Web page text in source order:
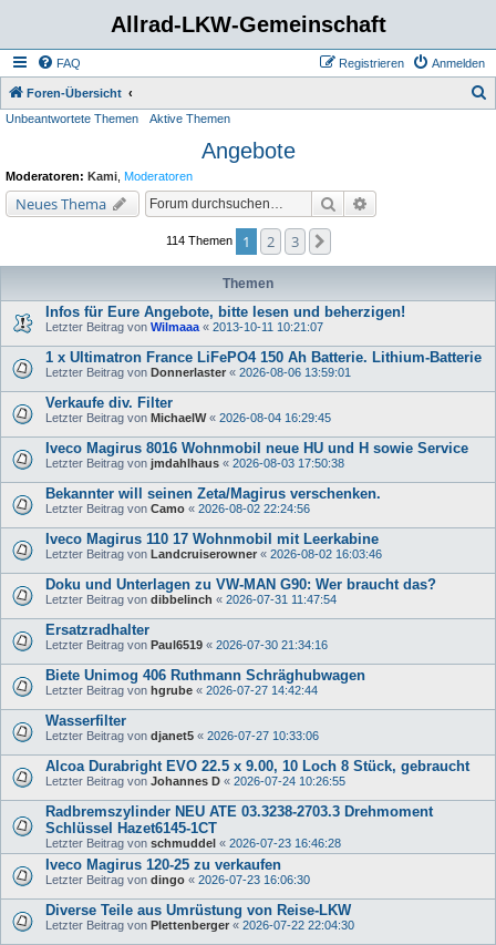
Allrad-LKW-Gemeinschaft
FAQ Anmelden
Registrieren
Foren-Übersicht
Unbeantwortete Themen Aktive Themen
Angebote
Moderatoren: Kami Moderatoren
Neues Thema Suche
114 Themen 1 2 3
Themen
Infos für Eure Angebote, bitte lesen und beherzigen!
Letzter Beitrag von Wilmaaa « 2013-10-11 10:21:07
1 x Ultimatron France LiFePO4 150 Ah Batterie. Lithium-Batterie
Letzter Beitrag von Donnerlaster « 2026-08-06 13:59:01
Verkaufe div. Filter
Letzter Beitrag von MichaelW« 2026-08-04 16:29:45
Iveco Magirus 8016 Wohnmobil neue HU und H sowie Service
Letzter Beitrag von jmdahlhaus « 2026-08-03 17:50:38
Bekannter will seinen Zeta/Magirus verschenken.
Letzter Beitrag von Camo « 2026-08-02 22:24:56
Iveco Magirus 110 17 Wohnmobil mit Leerkabine
Letzter Beitrag von Landcruiserowner « 2026-08-02 16:03:46
Doku und Unterlagen zu VW-MAN G90: Wer braucht das?
Letzter Beitrag von dibbelinch « 2026-07-31 11:47:54
Ersatzradhalter
Letzter Beitrag von Paul6519 « 2026-07-30 21:34:16
Biete Unimog 406 Ruthmann Schräghubwagen
Letzter Beitrag von hgrube « 2026-07-27 14:42:44
Wasserfilter
Letzter Beitrag von djanet5 « 2026-07-27 10:33:06
Alcoa Durabright EVO 22.5 x 9.00, 10 Loch 8 Stück, gebraucht
Letzter Beitrag von Johannes D « 2026-07-24 10:26:55
Radbremszylinder NEU ATE 03.3238-2703.3 Drehmoment
Schlüssel Hazet6145-1CT
Letzter Beitrag von schmuddel « 2026-07-23 16:46:28
Iveco Magirus 120-25 zu verkaufen
Letzter Beitrag von dingo « 2026-07-23 16:06:30
Diverse Teile aus Umrüstung von Reise-LKW
Letzter Beitrag von Plettenberger « 2026-07-22 22:04:30